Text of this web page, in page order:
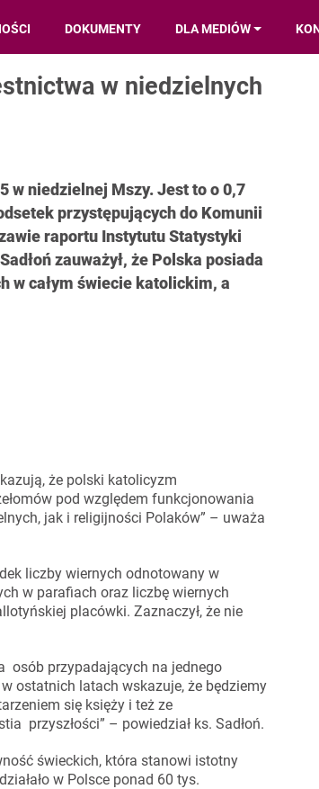
DOKUMENTY DLA MEDIÓW
w niedzielnych
w niedzielnej Mszy. Jest to o 0,7
przystępujących do Komunii
raportu Instytutu Statystyki
zauważył, że Polska posiada
w całym świecie katolickim, a
że polski katolicyzm
pod względem funkcjonowania
jak i religijności Polaków” – uważa
liczby wiernych odnotowany w
w parafiach oraz liczbę wiernych
placówki. Zaznaczył, że nie
osób przypadających na jednego
ostatnich latach wskazuje, że będziemy
się księży i też ze
przyszłości” – powiedział ks. Sadłoń.
świeckich, która stanowi istotny
w Polsce ponad 60 tys.